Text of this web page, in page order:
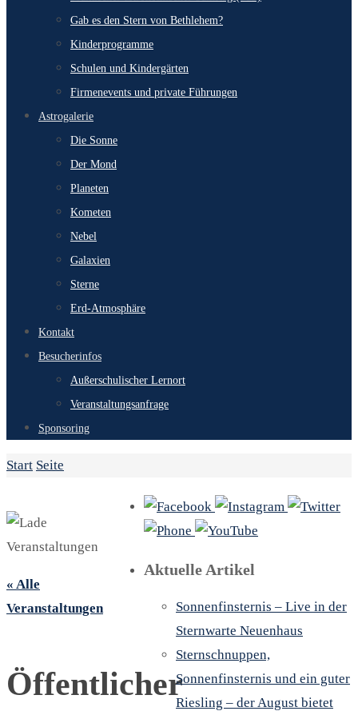
Gab es den Stern von Bethlehem?
Kinderprogramme
Schulen und Kindergärten
Firmenevents und private Führungen
Astrogalerie
Die Sonne
Der Mond
Planeten
Kometen
Nebel
Galaxien
Sterne
Erd-Atmosphäre
Kontakt
Besucherinfos
Außerschulischer Lernort
Veranstaltungsanfrage
Sponsoring
Start Seite
« Alle
Veranstaltungen
Öffentlicher
Aktuelle Artikel
Sonnenfinsternis – Live in der
Sternwarte Neuenhaus
Sternschnuppen,
Sonnenfinsternis und ein guter
Riesling – der August bietet